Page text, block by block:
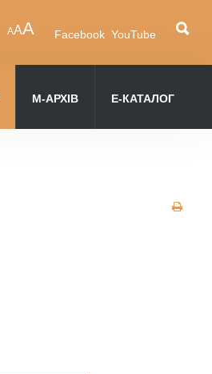
Facebook YouTube
AAA
М-АРХІВ Е-КАТАЛОГ